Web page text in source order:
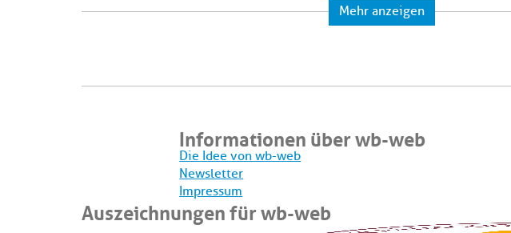
Mehr anzeigen
Informationen über wb-web
Die Idee von wb-web
Newsletter
Impressum
Auszeichnungen für wb-web